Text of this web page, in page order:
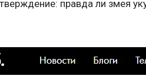
правда ли змея